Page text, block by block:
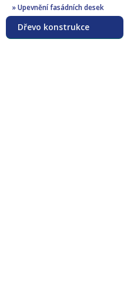
» Upevnění fasádních desek
Dřevo konstrukce